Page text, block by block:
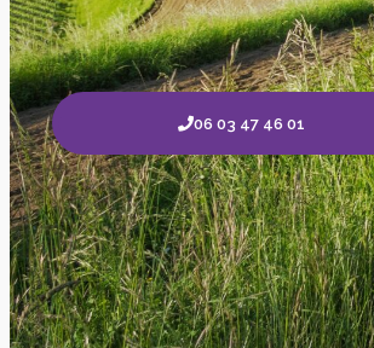
06 03 47 46 01